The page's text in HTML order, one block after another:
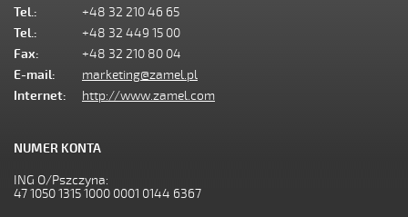
Tel.:
+48 32 210 46 65
Tel.:
+48 32 449 15 00
Fax:
+48 32 210 80 04
E-mail:
marketing@zamel.pl
Internet:
http://www.zamel.com
NUMER KONTA
ING O/Pszczyna:
47 1050 1315 1000 0001 0144 6367